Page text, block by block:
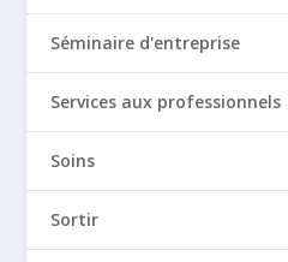
Séminaire d'entreprise
Services aux professionnels
Soins
Sortir